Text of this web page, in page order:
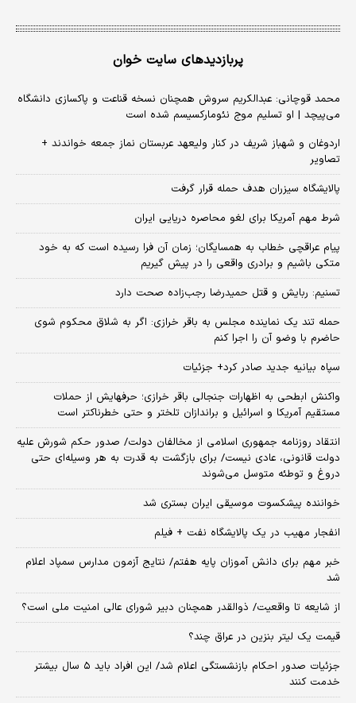
پربازدیدهای سایت خوان
محمد قوچانی: عبدالکریم سروش همچنان نسخه قناعت و پاکسازی دانشگاه
می‌پیچد | او تسلیم موج نئومارکسیسم شده است
اردوغان و شهباز شریف در کنار ولیعهد عربستان نماز جمعه خواندند +
تصاویر
پالایشگاه سیزران هدف حمله قرار گرفت
شرط مهم آمریکا برای لغو محاصره دریایی ایران
پیام عراقچی خطاب به همسایگان؛ زمان آن فرا رسیده است که به خود
متکی باشیم و برادری واقعی را در پیش گیریم
تسنیم: ربایش و قتل حمیدرضا رجب‌زاده صحت دارد
حمله تند یک نماینده مجلس به باقر خرازی: اگر به شلاق محکوم شوی
حاضرم با وضو آن را اجرا کنم
سپاه بیانیه جدید صادر کرد+ جزئیات
واکنش ابطحی به اظهارات جنجالی باقر خرازی؛ حرفهایش از حملات
مستقیم آمریکا و اسرائیل و براندازان تلختر و حتی خطرناکتر است
انتقاد روزنامه جمهوری اسلامی از مخالفان دولت/ صدور حکم شورش علیه
دولت قانونی، عادی نیست/ برای بازگشت به قدرت به هر وسیله‌ای حتی
دروغ و توطئه متوسل می‌شوند
خواننده پیشکسوت موسیقی ایران بستری شد
انفجار مهیب در یک پالایشگاه نفت + فیلم
خبر مهم برای دانش آموزان پایه هفتم/ نتایج آزمون مدارس سمپاد اعلام
شد
از شایعه تا واقعیت/ ذوالقدر همچنان دبیر شورای ‌عالی امنیت ملی است؟
قیمت یک لیتر بنزین در عراق چند؟
جزئیات صدور احکام بازنشستگی اعلام شد/ این افراد باید ۵ سال بیشتر
خدمت کنند